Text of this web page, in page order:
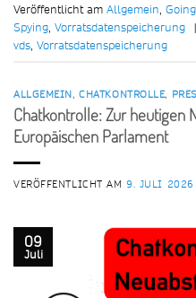
Veröffentlicht am Allgemein,
Spying, Vorratsdatenspeicherung |
vds, Vorratsdatenspeicherung
ALLGEMEIN,CHATKONTROLLE,
Chatkontrolle: Zur heutigen
Europäischen Parlament
VERÖFFENTLICHT AM9. JULI 2026
09
Juli